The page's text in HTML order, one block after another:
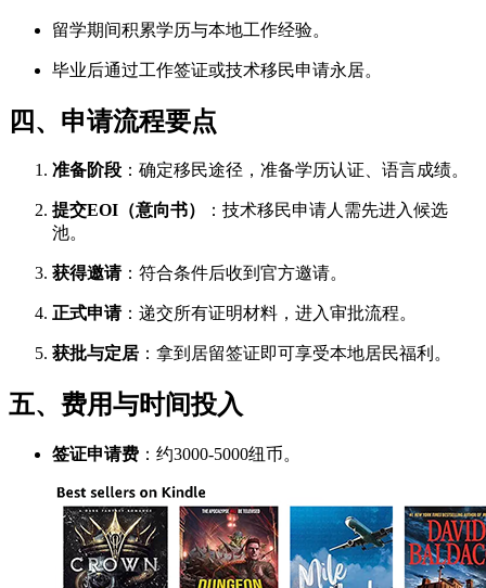
留学期间积累学历与本地工作经验。
毕业后通过工作签证或技术移民申请永居。
四、申请流程要点
准备阶段 ：确定移民途径，准备学历认证、语言成绩。
提交EOI（意向书）
：技术移民申请人需先进入候选
池。
获得邀请：符合条件后收到官方邀请。
正式申请：递交所有证明材料，进入审批流程。
获批与定居 ：拿到居留签证即可享受本地居民福利。
五、费用与时间投入
签证申请费 ：约3000-5000纽币。